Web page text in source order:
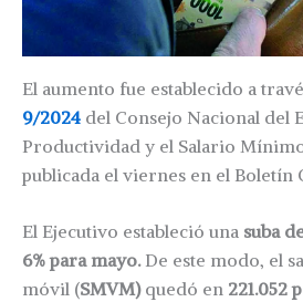
El aumento fue establecido a
9/2024 del Consejo Nacional del
Productividad y el Salario
publicada el viernes en el Boletín
El Ejecutivo estableció una suba
6% para mayo.De este modo, el
móvil (SMVM) quedó en 221.052